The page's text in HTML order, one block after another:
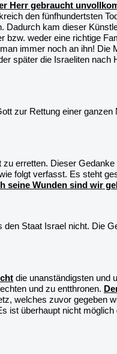
Herr gebraucht
den fünfhundertsten
kam dieser
weder eine richtige
immer noch an ihn! Die
später die Israeliten nach
zur Rettung einer
erretten. Dieser
folgt verfasst. Es steht
seine Wunden sind wir
Staat Israel nicht. Die
die unanständigsten und
und zu entthronen.
welches zuvor gegeben
ist überhaupt nicht möglich